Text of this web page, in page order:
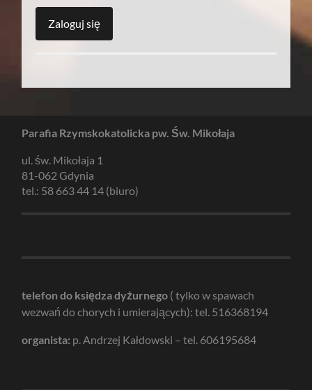
Parafia Rzymskokatolicka pw. Św. Mikołaja
ul. św. Mikołaja 1
81-062 Gdynia
tel.: 58 663 44 14 (biuro)
telefon do księdza dyżurnego ( tylko w spawach
wezwań do chorych i umierających): tel. 516368194
organista: p. Andrzej Kałdowski – tel. 606195684